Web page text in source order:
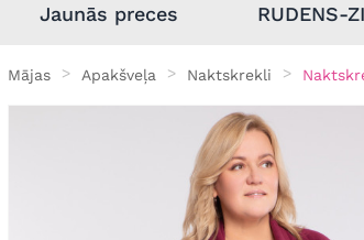
Jaunās preces RUDENS-
Mājas Apakšveļa Naktskrekli